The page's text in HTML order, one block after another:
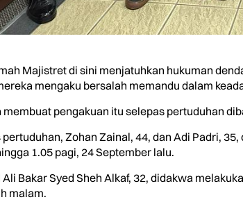
Majistret di sini menjatuhkan hukuman
mengaku bersalah memandu dalam
pengakuan itu selepas pertuduhan
Zohan Zainal, 44, dan Adi Padri,
1.05 pagi, 24 September lalu.
Bakar Syed Sheh Alkaf, 32, didakwa
malam.